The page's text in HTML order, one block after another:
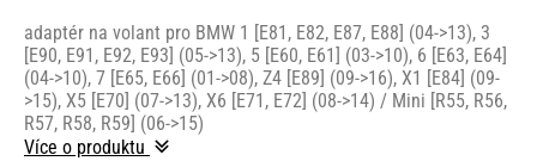
adaptér na volant pro BMW 1 [E81, E82, E87, E88] (04->13), 3
[E90, E91, E92, E93] (05->13), 5 [E60, E61] (03->10), 6 [E63, E64]
(04->10), 7 [E65, E66] (01->08), Z4 [E89] (09->16), X1 [E84] (09-
>15), X5 [E70] (07->13), X6 [E71, E72] (08->14) / Mini [R55, R56,
R57, R58, R59] (06->15)
Více o produktu